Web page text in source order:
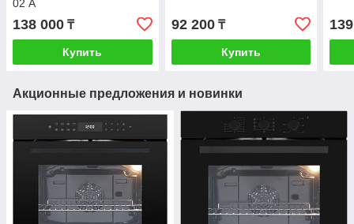
02 А
138 000 ₸
Купить
92 200₸
Купить
Акционные предложения и новинки